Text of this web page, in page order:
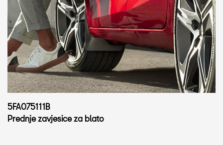
5FA075111B
Prednje zavjesice za blato